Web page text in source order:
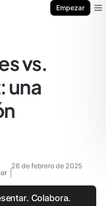
Empezar
vs.
una
26 de febrero de 2025
Colabora.